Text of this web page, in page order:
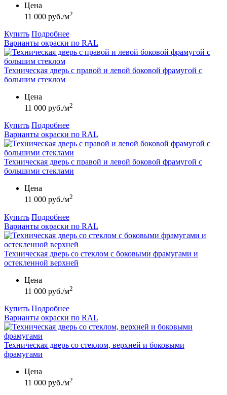
Цена
11 000 руб./м2
Купить Подробнее
Варианты окраски по RAL
Техническая дверь с правой и левой боковой фрамугой с
большим стеклом
Цена
11 000 руб./м2
Купить Подробнее
Варианты окраски по RAL
Техническая дверь с правой и левой боковой фрамугой с
большими стеклами
Цена
11 000 руб./м2
Купить Подробнее
Варианты окраски по RAL
Техническая дверь со стеклом с боковыми фрамугами и
остекленной верхней
Цена
11 000 руб./м2
Купить Подробнее
Варианты окраски по RAL
Техническая дверь со стеклом, верхней и боковыми
фрамугами
Цена
11 000 руб./м2